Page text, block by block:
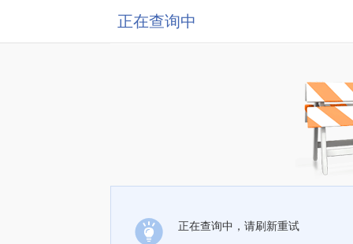
正在查询中
正在查询中，请刷新重试